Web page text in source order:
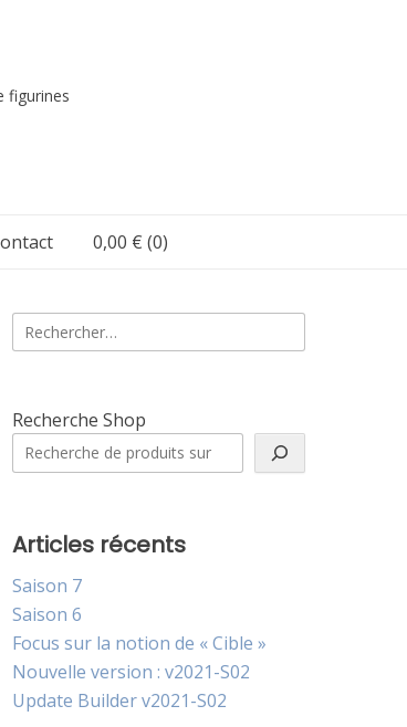
figurines
0,00 € (0)
Rechercher :
Recherche Shop
Articles récents
Saison 7
Saison 6
Focus sur la notion de « Cible »
Nouvelle version : v2021-S02
Update Builder v2021-S02